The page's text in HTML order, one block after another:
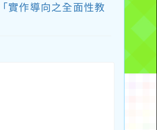
實作導向之全面性教